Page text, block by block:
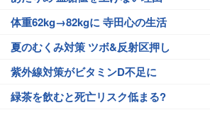
体重62kg→82kgに 寺田心の生活
夏のむくみ対策 ツボ&反射区押し
紫外線対策がビタミンD不足に
緑茶を飲むと死亡リスク低まる?